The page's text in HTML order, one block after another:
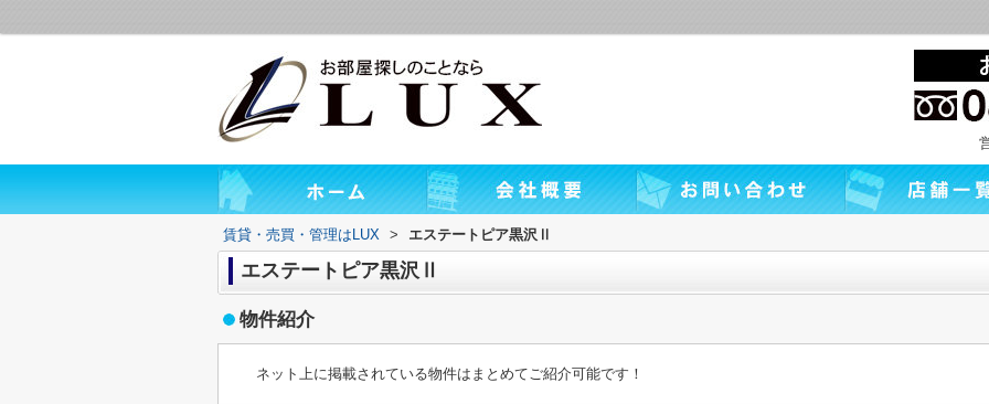
賃貸・売買・管理はLUX > エステートピア黒沢Ⅱ
エステートピア黒沢Ⅱ
物件紹介
ネット上に掲載されている物件はまとめてご紹介可能です！